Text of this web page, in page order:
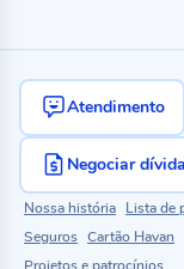
Atendimento
Negociar dívida
Nossa história Lista de
Seguros Cartão Havan